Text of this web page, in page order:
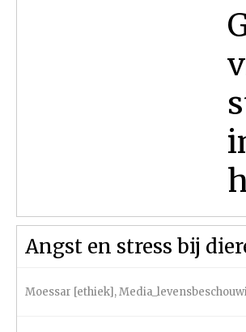
Angst en stress bij
Moessar [ethiek],